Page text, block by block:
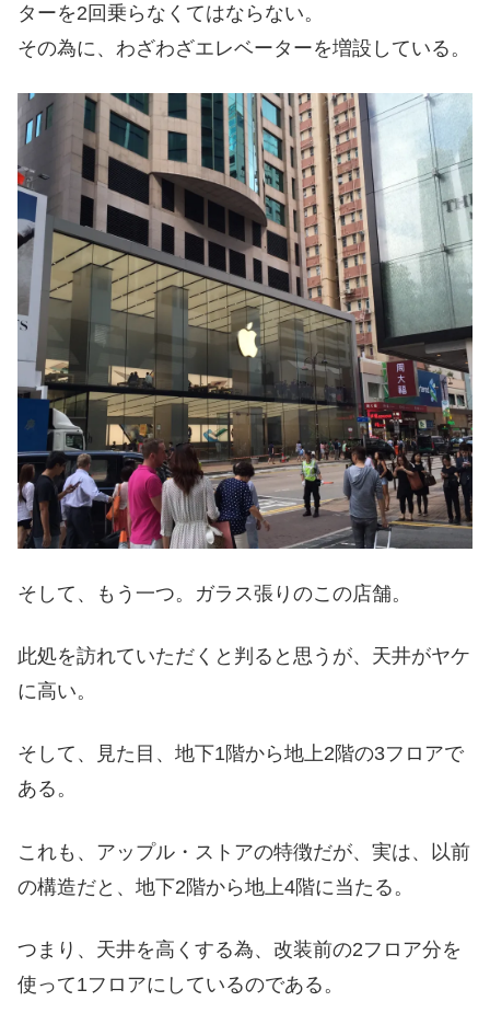
ターを2回乗らなくてはならない。
その為に、わざわざエレベーターを増設している。
そして、もう一つ。ガラス張りのこの店舗。
此処を訪れていただくと判ると思うが、天井がヤケ
に高い。
そして、見た目、地下1階から地上2階の3フロアで
ある。
これも、アップル・ストアの特徴だが、実は、以前
の構造だと、地下2階から地上4階に当たる。
つまり、天井を高くする為、改装前の2フロア分を
使って1フロアにしているのである。